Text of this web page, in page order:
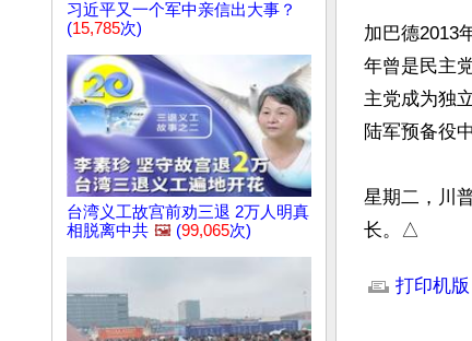
习近平又一个军中亲信出大事？
(15,785次)
台湾义工故宫前劝三退 2万人明真
相脱离中共 🖼️ (99,065次)
加巴德2013
年曾是民主
主党成为独
陆军预备役
星期二，川
长。△
打印机版